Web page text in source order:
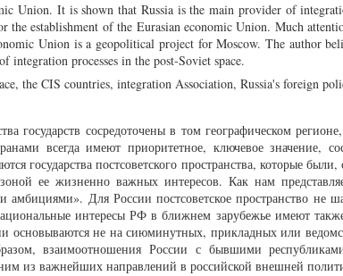
Union. It is shown that Russia is the main provider of
the establishment of the Eurasian economic Union. Much
Union is a geopolitical project for Moscow. The author
integration processes in the post-Soviet space.
the CIS countries, integration Association, Russia's foreign
государств сосредоточены в том географическом
всегда имеют приоритетное, ключевое значение,
государства постсоветского пространства, которые были,
ее жизненно важных интересов. Как нам
Для России постсоветское пространство не
интересы РФ в ближнем зарубежье имеют
основываются не на сиюминутных, прикладных или
взаимоотношения России с бывшими
из важнейших направлений в российской внешней